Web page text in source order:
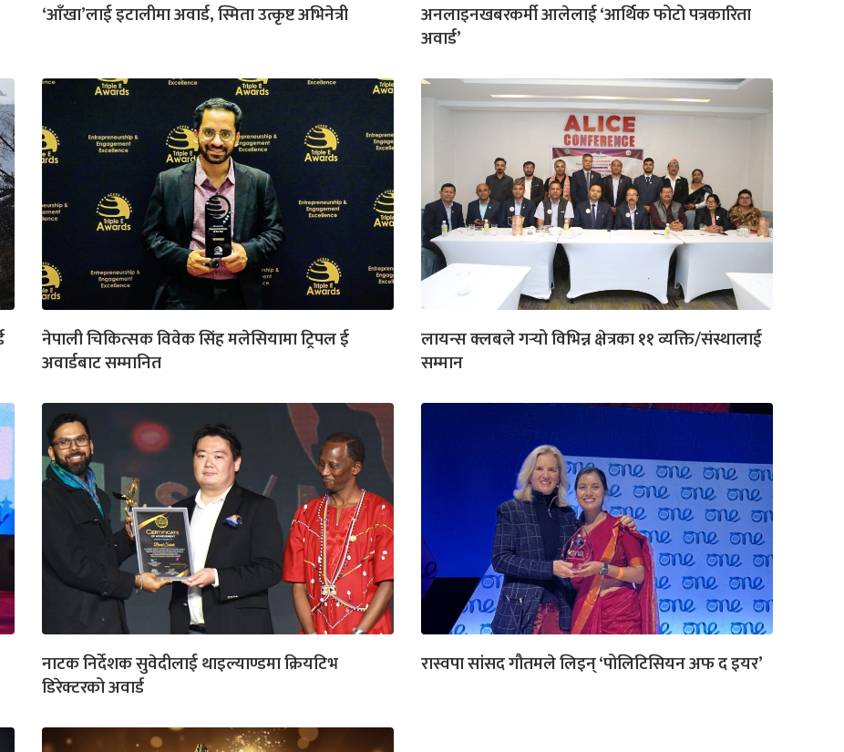
‘आँखा’लाई इटालीमा अवार्ड, स्मिता उत्कृष्ट अभिनेत्री
अनलाइनखबरकर्मी आलेलाई ‘आर्थिक फोटो पत्रकारिता
अवार्ड’
नेपाली चिकित्सक विवेक सिंह मलेसियामा ट्रिपल ई
अवार्डबाट सम्मानित
लायन्स क्लबले गर्‍यो विभिन्न क्षेत्रका ११ व्यक्ति/संस्थालाई
सम्मान
नाटक निर्देशक सुवेदीलाई थाइल्याण्डमा क्रियटिभ
डिरेक्टरको अवार्ड
रास्वपा सांसद गौतमले लिइन् ‘पोलिटिसियन अफ द इयर’